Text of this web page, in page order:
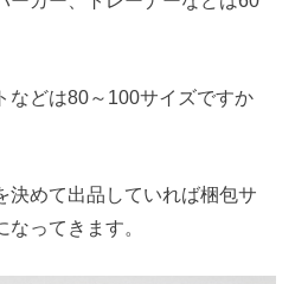
などは80～100サイズですか
決めて出品していれば梱包サ
ってきます。